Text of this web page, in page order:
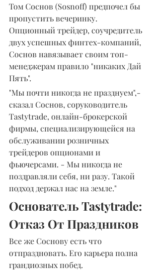
Том Соснов (Sosnoff) предпочел бы
пропустить вечеринку.
Опционный трейдер, соучредитель
двух успешных финтех-компаний,
Соснов навязывает своим топ-
менеджерам правило "никаких Дай
Пять".
"Мы почти никогда не празднуем",-
сказал Соснов, соруководитель
Tastytrade, онлайн-брокерской
фирмы, специализирующейся на
обслуживании розничных
трейдеров опционами и
фьючерсами. - Мы никогда не
поздравляли себя, ни разу. Такой
подход держал нас на земле."
Основатель Tastytrade:
Отказ От Праздников
Все же Соснову есть что
отпраздновать. Его карьера полна
грандиозных побед.